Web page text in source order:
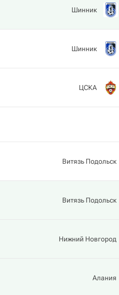
Шинник
Шинник
ЦСКА
Витязь Подольск
Витязь Подольск
Нижний Новгород
Алания